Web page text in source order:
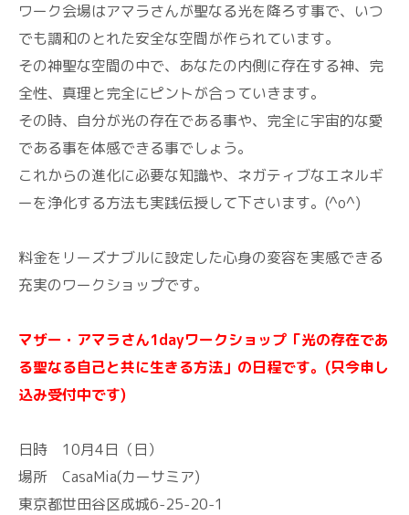
ワーク会場はアマラさんが聖なる光を降ろす事で、いつ
でも調和のとれた安全な空間が作られています。
その神聖な空間の中で、あなたの内側に存在する神、完
全性、真理と完全にピントが合っていきます。
その時、自分が光の存在である事や、完全に宇宙的な愛
である事を体感できる事でしょう。
これからの進化に必要な知識や、ネガティブなエネルギ
ーを浄化する方法も実践伝授して下さいます。(^o^)
料金をリーズナブルに設定した心身の変容を実感できる
充実のワークショップです。
マザー・アマラさん1dayワークショップ「光の存在であ
る聖なる自己と共に生きる方法」の日程です。(只今申し
込み受付中です)
日時 10月4日（日）
場所 CasaMia(カーサミア)
東京都世田谷区成城6-25-20-1